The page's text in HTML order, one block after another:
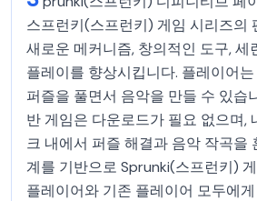
스프런키(스프런키) 게임 시리즈의
새로운 메커니즘, 창의적인 도구, 세
플레이를 향상시킵니다. 플레이어
퍼즐을 풀면서 음악을 만들 수 있습
반 게임은 다운로드가 필요 없으며,
크 내에서 퍼즐 해결과 음악 작곡을
계를 기반으로 Sprunki(스프런키)
플레이어와 기존 플레이어 모두에